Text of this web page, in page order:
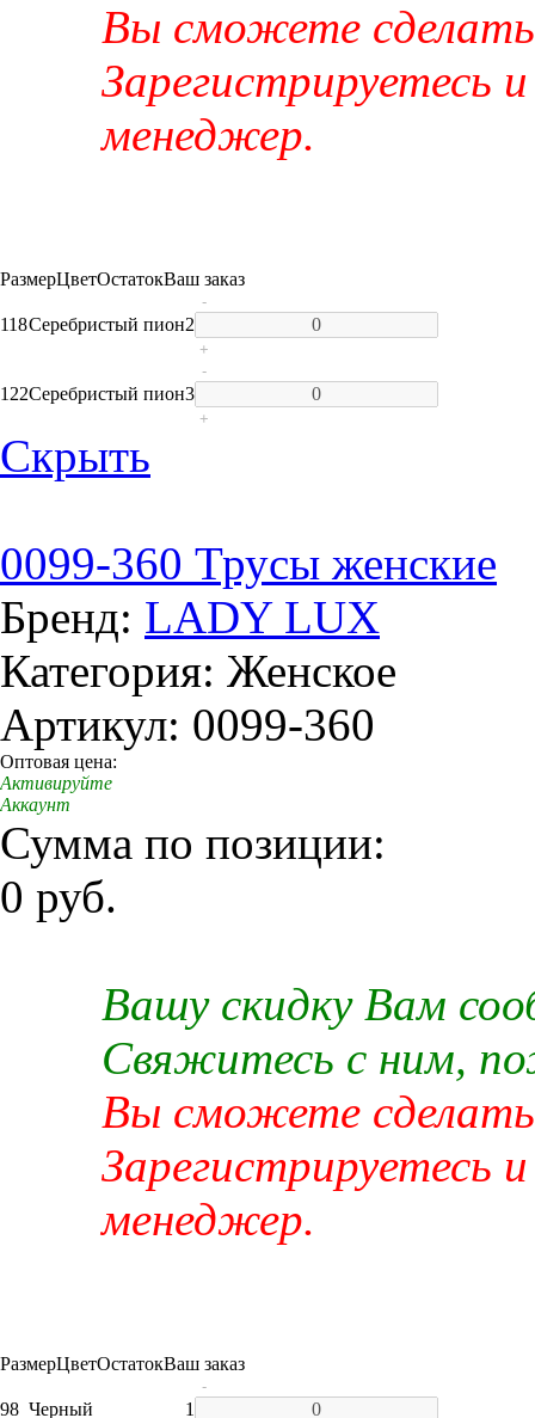
Вы сможете сделать
Зарегистрируетесь
менеджер.
РазмерЦветОстатокВаш заказ
118Серебристый пион2
-
+
122Серебристый пион3
-
+
Скрыть
0099-360 Трусы женские
Бренд: LADY LUX
Категория: Женское
Артикул: 0099-360
Оптовая цена:
Активируйте
Аккаунт
Сумма по позиции:
0 руб.
Вашу скидку Вам
Свяжитесь с ним,
Вы сможете сделать
Зарегистрируетесь
менеджер.
РазмерЦветОстатокВаш заказ
98 Черный 1
-